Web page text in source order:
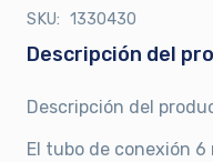
SKU: 1330430
Descripción del
Descripción del
El tubo de conexión 6